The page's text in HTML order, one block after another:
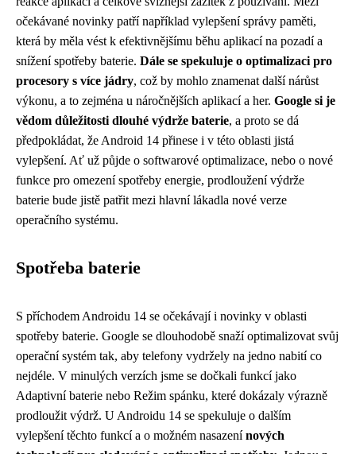
očekávané novinky patří například vylepšení správy paměti,
která by měla vést k efektivnějšímu běhu aplikací na pozadí a
snížení spotřeby baterie. Dále se spekuluje o optimalizaci pro
procesory s více jádry, což by mohlo znamenat další nárůst
výkonu, a to zejména u náročnějších aplikací a her. Google si je
vědom důležitosti dlouhé výdrže baterie, a proto se dá
předpokládat, že Android 14 přinese i v této oblasti jistá
vylepšení. Ať už půjde o softwarové optimalizace, nebo o nové
funkce pro omezení spotřeby energie, prodloužení výdrže
baterie bude jistě patřit mezi hlavní lákadla nové verze
operačního systému.
Spotřeba baterie
S příchodem Androidu 14 se očekávají i novinky v oblasti
spotřeby baterie. Google se dlouhodobě snaží optimalizovat svůj
operační systém tak, aby telefony vydržely na jedno nabití co
nejdéle. V minulých verzích jsme se dočkali funkcí jako
Adaptivní baterie nebo Režim spánku, které dokázaly výrazně
prodloužit výdrž. U Androidu 14 se spekuluje o dalším
vylepšení těchto funkcí a o možném nasazenínových